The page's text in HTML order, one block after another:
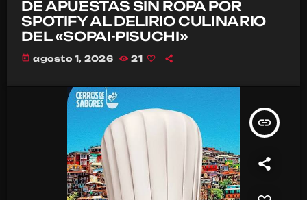
DE APUESTAS SIN ROPA POR
SPOTIFY AL DELIRIO CULINARIO
DEL «SOPAI-PISUCHI»
today agosto 1, 2026 21
insert_link